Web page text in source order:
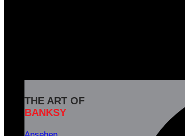
THE ART OF
BANKSY